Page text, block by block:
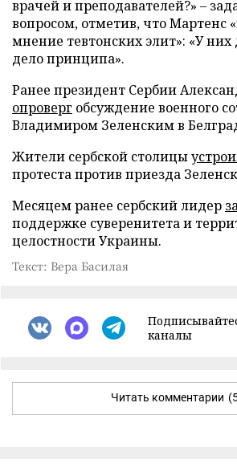
врачей и преподавателей?» –
вопросом, отметив, что Мартенс
мнение тевтонских элит»: «У них
дело принципа».
Ранее президент Сербии
опроверг обсуждение военного
Владимиром Зеленским в
Жители сербской столицы
протеста против приезда
Месяцем ранее сербский лидер
поддержке суверенитета и
целостности Украины.
Текст: Вера Басилая
каналы
Читать комментарии